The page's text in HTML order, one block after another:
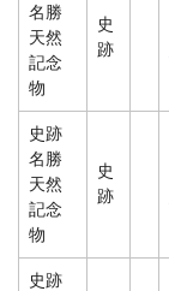
名勝
天然
記念
物
史
跡
史跡
名勝
天然
記念
物
史
跡
史跡